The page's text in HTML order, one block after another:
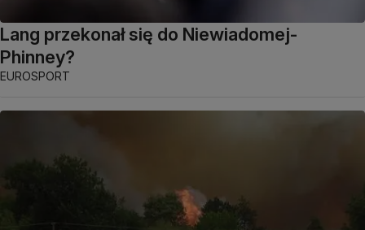
Lang przekonał się do Niewiadomej-
Phinney?
EUROSPORT